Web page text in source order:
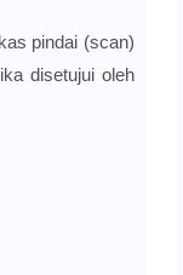
pindai (scan)
disetujui oleh